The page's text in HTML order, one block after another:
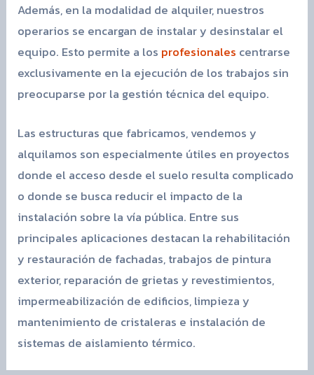
Además, en la modalidad de alquiler, nuestros
operarios se encargan de instalar y desinstalar el
equipo. Esto permite a los profesionales centrarse
exclusivamente en la ejecución de los trabajos sin
preocuparse por la gestión técnica del equipo.
Las estructuras que fabricamos, vendemos y
alquilamos son especialmente útiles en proyectos
donde el acceso desde el suelo resulta complicado
o donde se busca reducir el impacto de la
instalación sobre la vía pública. Entre sus
principales aplicaciones destacan la rehabilitación
y restauración de fachadas, trabajos de pintura
exterior, reparación de grietas y revestimientos,
impermeabilización de edificios, limpieza y
mantenimiento de cristaleras e instalación de
sistemas de aislamiento térmico.